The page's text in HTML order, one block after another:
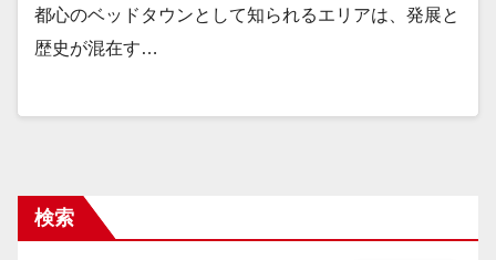
都心のベッドタウンとして知られるエリアは、発展と
歴史が混在す…
検索